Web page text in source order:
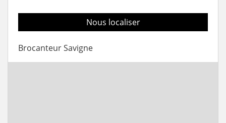
Nous localiser
Brocanteur Savigne